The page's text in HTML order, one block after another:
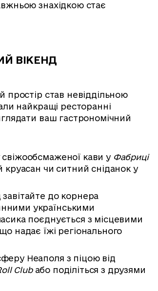
знахідкою стає
ВІКЕНД
простір став невіддільною
найкращі ресторанні
ваш гастрономічний
кави у Фабриці
круасан чи ситний сніданок у
завітайте до корнера
українськими
поєднується з місцевими
надає їжі регіонального
Неаполя з піцою від
Clubабо поділіться з друзями